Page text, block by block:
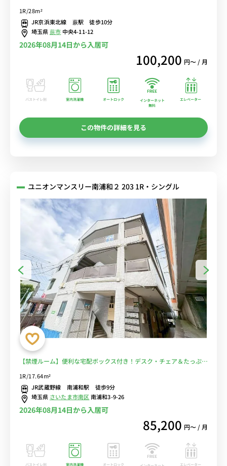
に嬉しいモニター付きインターフォンやオートロック付きのゆったり
28㎡のお部屋
1R/28m²
JR京浜東北線 蕨駅 徒歩10分
埼玉県蕨市 中央4-11-12
2026年08月14日から入居可
100,200 円〜 / 月
バストイレ別 室内洗濯機 オートロック
インターネット
無料
エレベーター
この物件の詳細を見る
ユニオンマンスリー南浦和２ 203 1R・シングル
【禁煙ルーム】便利な宅配ボックス付き！デスク・チェア＆たっぷり
野線の2路線利用可能。■選べるWi-Fi格安レンタル中！
1R/17.64m²
JR武蔵野線 南浦和駅 徒歩9分
埼玉県 さいたま市南区南浦和3-9-26
2026年08月14日から入居可
85,200 円〜 / 月
バストイレ別 室内洗濯機 オートロック エレベーター